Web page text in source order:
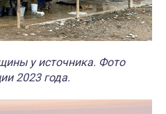
у источника. Фото
2023 года.